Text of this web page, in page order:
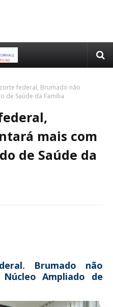
federal, Brumado não
de Saúde da Família
mais com
de Saúde da
Brumado não
Ampliado de